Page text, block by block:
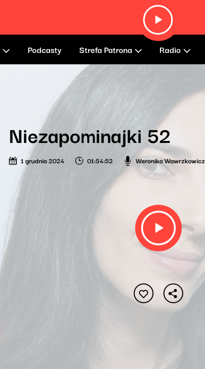
Podcasty Strefa Patrona Radio
Niezapominajki 52
1 grudnia 2024 01:54:52 Weronika Wawrzkowicz